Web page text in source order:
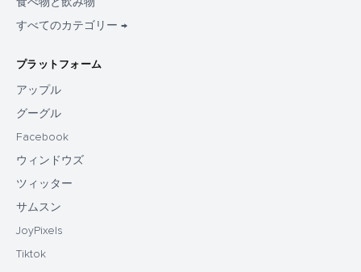
すべてのカテゴリー →
プラットフォーム
アップル
グーグル
Facebook
ウィンドウズ
ツィッター
サムスン
JoyPixels
Tiktok